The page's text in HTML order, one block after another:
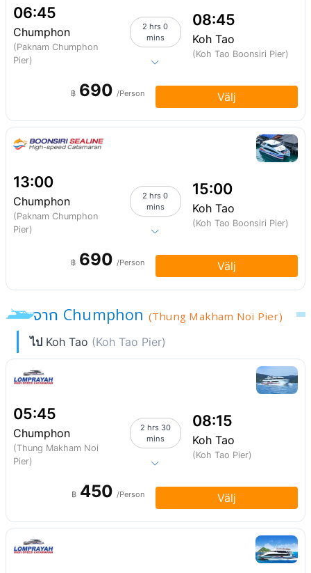
06:45
Chumphon
(Paknam Chumphon
Pier)
2 hrs 0
mins
08:45
Koh Tao
(Koh Tao Boonsiri Pier)
฿ 690 /Person Välj
13:00
Chumphon
(Paknam Chumphon
Pier)
2 hrs 0
mins
15:00
Koh Tao
(Koh Tao Boonsiri Pier)
฿ 690 /Person Välj
จาก Chumphon (Thung Makham Noi Pier)
ไป Koh Tao (Koh Tao Pier)
05:45
Chumphon
(Thung Makham Noi
Pier)
2 hrs 30
mins
08:15
Koh Tao
(Koh Tao Pier)
฿ 450 /Person Välj